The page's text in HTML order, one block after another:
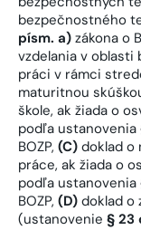
bezpečnostného
písm. a) zákona o
vzdelania v oblasti
práci v rámci
maturitnou
škole, ak žiada o
podľa ustanovenia
BOZP, (C) doklad o
práce, ak žiada o
podľa ustanovenia
BOZP, (D) doklad o
(ustanovenie § 23